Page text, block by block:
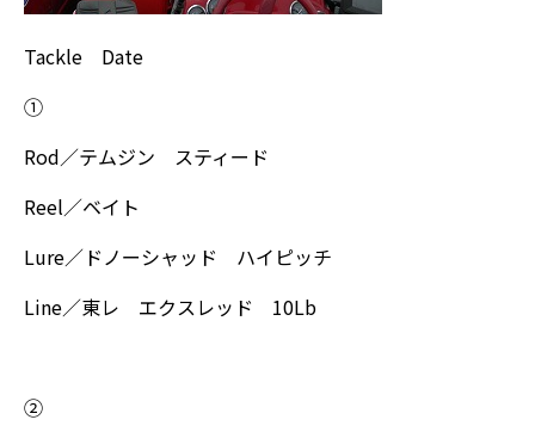
Tackle Date
①
Rod／テムジン スティード
Reel／ベイト
Lure／ドノーシャッド ハイピッチ
Line／東レ エクスレッド 10Lb
②